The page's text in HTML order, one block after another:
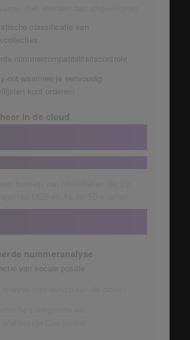
classificatie van
nummercompatibiliteitscontrole
out waarmee je eenvoudig
kunt ordenen
in de cloud
nummeranalyse
van vocale positie